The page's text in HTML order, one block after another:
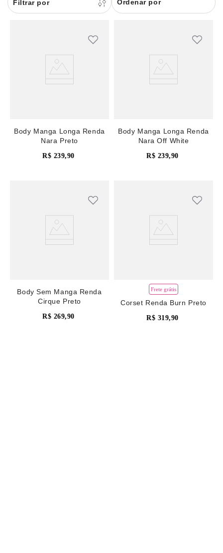
Ordenar por
Body Manga Longa Renda
Nara Preto
R$ 239,90
Body Manga Longa Renda
Nara Off White
R$ 239,90
Body Sem Manga Renda
Cirque Preto
R$ 269,90
Frete grátis
Corset Renda Burn Preto
R$ 319,90
8